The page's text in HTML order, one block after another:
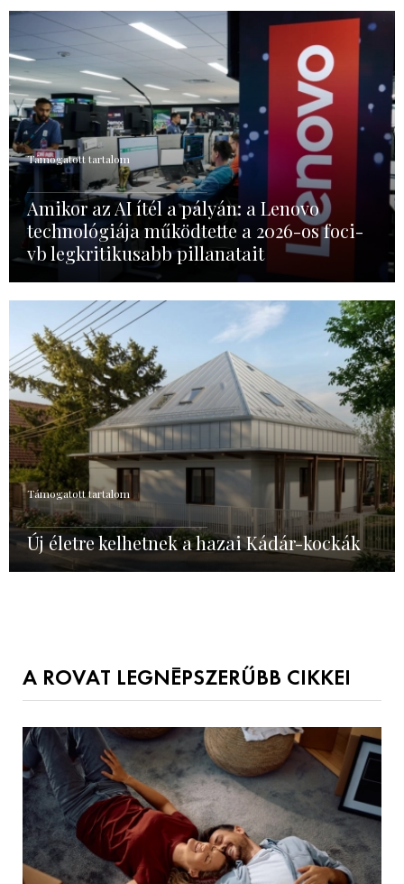
Támogatott tartalom
Amikor az AI ítél a pályán: a Lenovo
technológiája működtette a 2026-os foci-
vb legkritikusabb pillanatait
Támogatott tartalom
Új életre kelhetnek a hazai Kádár-kockák
A ROVAT LEGNÉPSZERŰBB CIKKEI